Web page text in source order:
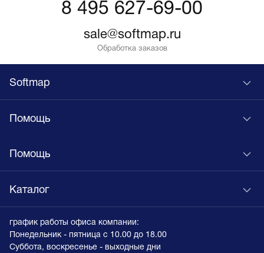
8 495 627-69-00
sale@softmap.ru
Обработка заказов
Softmap
Помощь
Помощь
Каталог
график работы офиса компании:
Понедельник - пятница с 10.00 до 18.00
Суббота, воскресенье - выходные дни